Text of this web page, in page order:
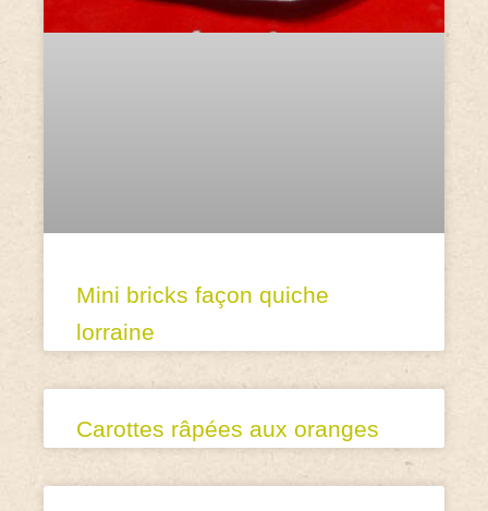
Mini bricks façon quiche
lorraine
Carottes râpées aux oranges